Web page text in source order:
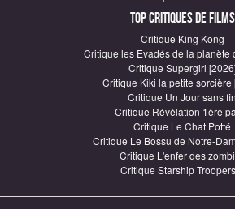
Top critiques de Films
Critique King Kong
Critique les Evadés de la planète
Critique Supergirl
Critique Kiki la petite sorcière
Critique Un Jour sans fin
Critique Révélation 1ère
Critique Le Chat Potté
Critique Le Bossu de Notre-
Critique L'enfer des
Critique Starship